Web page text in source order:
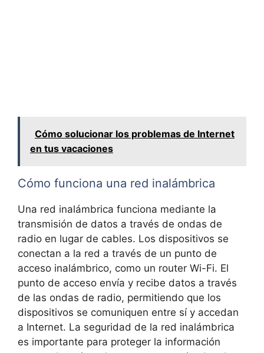
Cómo solucionar los problemas de Internet
en tus vacaciones
Cómo funciona una red inalámbrica
Una red inalámbrica funciona mediante la
transmisión de datos a través de ondas de
radio en lugar de cables. Los dispositivos se
conectan a la red a través de un punto de
acceso inalámbrico, como un router Wi-Fi. El
punto de acceso envía y recibe datos a través
de las ondas de radio, permitiendo que los
dispositivos se comuniquen entre sí y accedan
a Internet. La seguridad de la red inalámbrica
es importante para proteger la información